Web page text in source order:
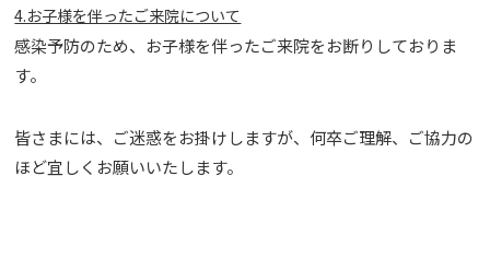
4.お子様を伴ったご来院について
感染予防のため、お子様を伴ったご来院をお断りしておりま
す。
皆さまには、ご迷惑をお掛けしますが、何卒ご理解、ご協力の
ほど宜しくお願いいたします。